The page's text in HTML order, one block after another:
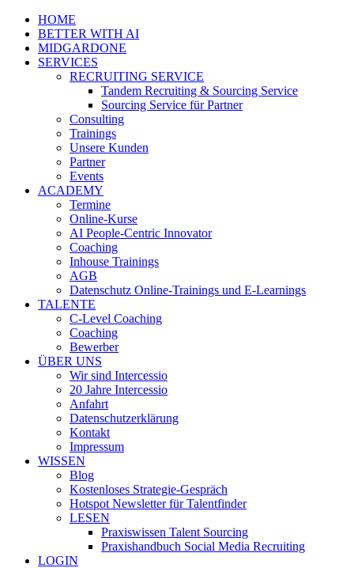
HOME
BETTER WITH AI
MIDGARDONE
SERVICES
RECRUITING SERVICE
Tandem Recruiting & Sourcing Service
Sourcing Service für Partner
Consulting
Trainings
Unsere Kunden
Partner
Events
ACADEMY
Termine
Online-Kurse
AI People-Centric Innovator
Coaching
Inhouse Trainings
AGB
Datenschutz Online-Trainings und E-Learnings
TALENTE
C-Level Coaching
Coaching
Bewerber
ÜBER UNS
Wir sind Intercessio
20 Jahre Intercessio
Anfahrt
Datenschutzerklärung
Kontakt
Impressum
WISSEN
Blog
Kostenloses Strategie-Gespräch
Hotspot Newsletter für Talentfinder
LESEN
Praxiswissen Talent Sourcing
Praxishandbuch Social Media Recruiting
LOGIN